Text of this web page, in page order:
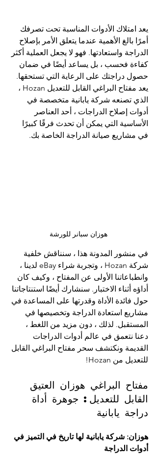
يعد امتلاك الأدوات المناسبة تحت تصرفك
أمرًا بالغ الأهمية عندما يتعلق الأمر بإصلاح
الدراجة واستعادتها. فهو لا يجعل العملية أكثر
كفاءة فحسب ، بل يساعد أيضًا في ضمان
حصول دراجتك على الرعاية التي تستحقها.
يعد مفتاح البراغي القابل للتعديل Hozan ،
الذي تصنعه شركة يابانية متخصصة في
أدوات إصلاح الدراجات ، أحد العناصر
الأساسية التي يمكن أن تحدث فرقًا كبيرًا
في مشاريع صيانة الدراجة الخاصة بك.
هوزان سبانر للورشة
في منشور المدونة هذا ، سنناقش خلفية
شركة Hozan ، وتجربة شراء eBay لدينا ،
وانطباعاتنا الأولى عن المفتاح ، وكيف كان
أداؤه أثناء الاختبار. سنشارك أيضًا استنتاجاتنا
حول فائدة الأداة وقدرتها على المساعدة في
مشاريع استعادة الدراجة وتخصيصها في
المستقبل. لذلك ، دون مزيد من اللغط ،
دعنا نتعمق في عالم أدوات الدراجات
القديمة ونكتشف سحر مفتاح البراغي القابل
للتعديل من Hozan!
مفتاح البراغي هوزان العتيق
القابل للتعديل: جوهرة أداة
دراجة يابانية
هوزان: شركة يابانية لها تاريخ في التميز في
أدوات الدراجة